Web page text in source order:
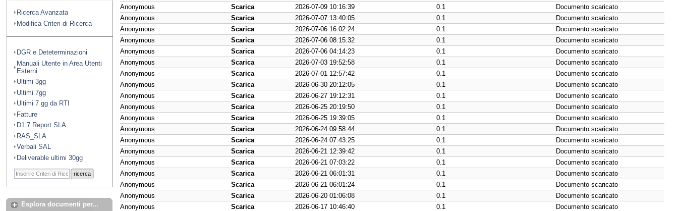
Ricerca Avanzata
Modifica Criteri di Ricerca
DGR e Deteterminazioni
Manuali Utente in Area Utenti
Esterni
Ultimi 3gg
Ultimi 7gg
Ultimi 7 gg da RTI
Fatture
D1.7 Report SLA
RAS_SLA
Verbali SAL
Deliverable ultimi 30gg
ricerca
Esplora documenti per...
Anonymous
Scarica 2026-07-09 10:16:39 0.1
Documento scaricato
Anonymous
Scarica 2026-07-07 13:40:05 0.1
Documento scaricato
Anonymous
Scarica 2026-07-06 16:02:24 0.1
Documento scaricato
Anonymous
Scarica 2026-07-06 08:15:32 0.1
Documento scaricato
Anonymous
Scarica 2026-07-06 04:14:23 0.1
Documento scaricato
Anonymous
Scarica 2026-07-03 19:52:58 0.1
Documento scaricato
Anonymous
Scarica 2026-07-01 12:57:42 0.1
Documento scaricato
Anonymous
Scarica 2026-06-30 20:12:05 0.1
Documento scaricato
Anonymous
Scarica 2026-06-27 19:12:31 0.1
Documento scaricato
Anonymous
Scarica 2026-06-25 20:19:50 0.1
Documento scaricato
Anonymous
Scarica 2026-06-25 19:39:05 0.1
Documento scaricato
Anonymous
Scarica 2026-06-24 09:58:44 0.1
Documento scaricato
Anonymous
Scarica 2026-06-24 07:43:25 0.1
Documento scaricato
Anonymous
Scarica 2026-06-21 12:39:42 0.1
Documento scaricato
Anonymous
Scarica 2026-06-21 07:03:22 0.1
Documento scaricato
Anonymous
Scarica 2026-06-21 06:01:31 0.1
Documento scaricato
Anonymous
Scarica 2026-06-21 06:01:24 0.1
Documento scaricato
Anonymous
Scarica 2026-06-20 01:06:08 0.1
Documento scaricato
Anonymous
Scarica 2026-06-17 10:46:40 0.1
Documento scaricato